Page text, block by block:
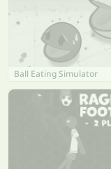
Ball Eating Simulator